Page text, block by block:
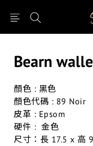
Bearn
顏色 : 黑色
顏色代碼 : 89 Noir
皮革 : Epsom
硬件 :  金色
尺寸：長 17.5 x 高